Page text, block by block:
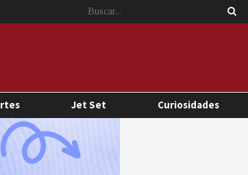
Jet Set Curiosidades